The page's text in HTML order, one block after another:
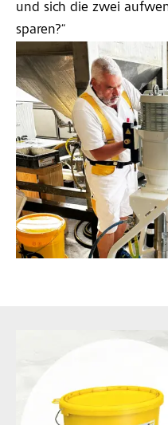
und sich die zwei
sparen?“